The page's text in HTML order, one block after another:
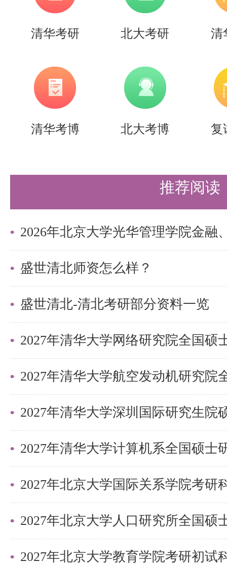
逻辑清晰有条理的学生。
三、冲刺模考阶段（第3轮）（11
根据考试实战要求，采用全真模
巧，查找知识盲区。因此，这时
死角，做到考前最起码再记忆两
识，不仅仅要做到横向上的具体
向上的整体综合，把学过的知识
最后我提一下背诵这件事，马克
都需要背诵，所以背诵这件事是
过程中，我们必须把学的马原理
仅仅记住。除此之外，我们还需
读，不仅仅包括马恩原著，还包
此我们务必要非常重视！
最后总结
在这股考研卷潮中，要求考生们
准适合自己的学习方法，无论何
有惊喜！希望大家都能找到自己
清华考研 北大考研 清
清华考博 北大考博 复
推荐阅读
盛世清北师资怎么样？
盛世清北-清北考研部分资料一览
2027年清华大学深圳国际研究生院
2027年北京大学国际关系学院考研
2027年北京大学教育学院考研初试